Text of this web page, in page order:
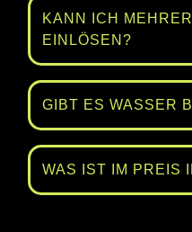
KANN ICH
EINLÖSEN?
GIBT ES WASSER
WAS IST IM PREIS